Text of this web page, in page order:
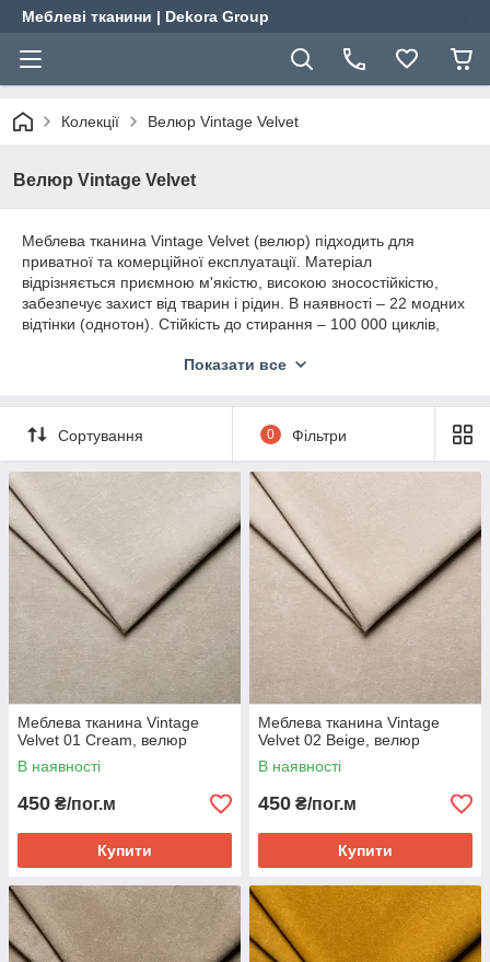
Меблеві тканини | Dekora Group
Колекції Велюр Vintage Velvet
Велюр Vintage Velvet
Меблева тканина Vintage Velvet (велюр) підходить для
приватної та комерційної експлуатації. Матеріал
відрізняється приємною м'якістю, високою зносостійкістю,
забезпечує захист від тварин і рідин. В наявності – 22 модних
відтінки (однотон). Стійкість до стирання – 100 000 циклів,
340 г/м2, склад – 100% поліестер.
приймаються в режимі онлайн і по телефону. Відріз – від 10
див. Працюємо з фахівцями з перетяжки меблів,
дизайнерами, меблевими салонами. Відправляємо матеріал
Новою поштою.
Показати все
Сортування 0 Фільтри
Меблева тканина Vintage
Velvet 01 Cream, велюр
В наявності
450 ₴/пог.м
Купити
Меблева тканина Vintage
Velvet 02 Beige, велюр
В наявності
450 ₴/пог.м
Купити